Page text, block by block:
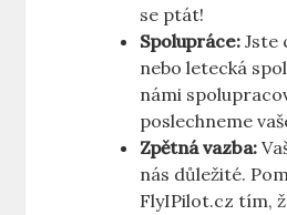
se ptát!
Spolupráce: Jste
nebo letecká
námi
poslechneme
Zpětná vazba:
nás důležité.
FlyIPilot.cz tím,